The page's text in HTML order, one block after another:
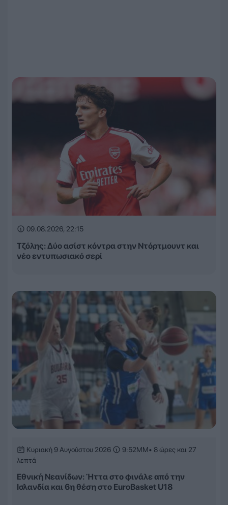
09.08.2026, 22:15
Τζόλης: Δύο ασίστ κόντρα στην Ντόρτμουντ και
νέο εντυπωσιακό σερί
Κυριακή 9 Αυγούστου 2026 9:52ΜΜ• 8 ώρες και 27
λεπτά
Εθνική Νεανίδων: Ήττα στο φινάλε από την
Ισλανδία και 6η θέση στο EuroBasket U18